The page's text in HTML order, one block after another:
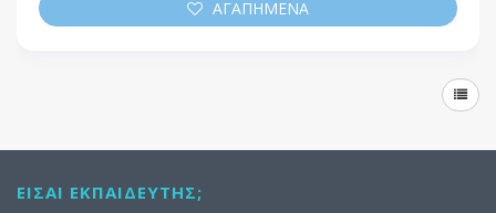
ΑΓΑΠΗΜΕΝΑ
ΕΊΣΑΙ ΕΚΠΑΙΔΕΥΤΉΣ;